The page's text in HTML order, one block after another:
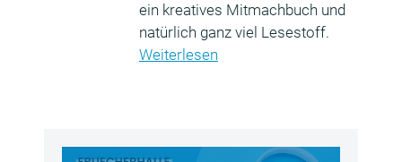
ein kreatives Mitmachbuch und
natürlich ganz viel Lesestoff.
Weiterlesen